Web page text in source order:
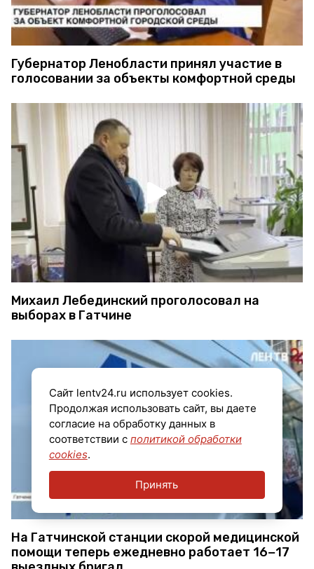
Губернатор Ленобласти принял участие в
голосовании за объекты комфортной среды
Михаил Лебединский проголосовал на
выборах в Гатчине
На Гатчинской станции скорой медицинской
помощи теперь ежедневно работает 16−17
Сайт lentv24.ru использует cookies.
Продолжая использовать сайт, вы даете
согласие на обработку данных в
соответствии с политикой обработки
cookies.
Принять